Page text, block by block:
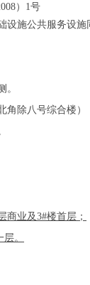
）1号
施公共服务设
除八号综合楼）
业及3#楼首层；
。